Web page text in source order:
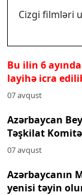
Cizgi filmləri
Bu ilin 6
layihə icra
07 avqust
Azərbaycan
Təşkilat
07 avqust
Azərbaycanın
yenisi təyin